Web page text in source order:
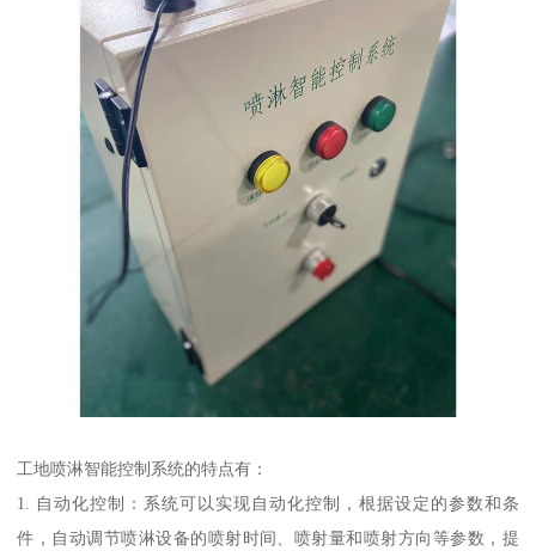
工地喷淋智能控制系统的特点有：
1. 自动化控制：系统可以实现自动化控制，根据设定的参数和条
件，自动调节喷淋设备的喷射时间、喷射量和喷射方向等参数，提